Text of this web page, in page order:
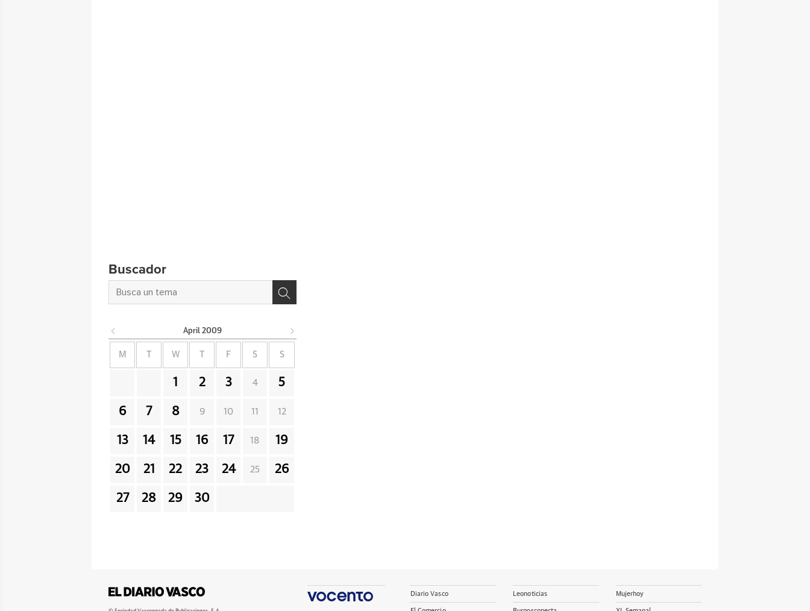
Buscador
April 2009
M W F S S
1 2 3 4 5
6 7 8 9 10 11 12
13 14 15 16 17 18 19
20 21 22 23 24 25 26
27 28 29 30
Diario Vasco Leonoticias Mujerhoy